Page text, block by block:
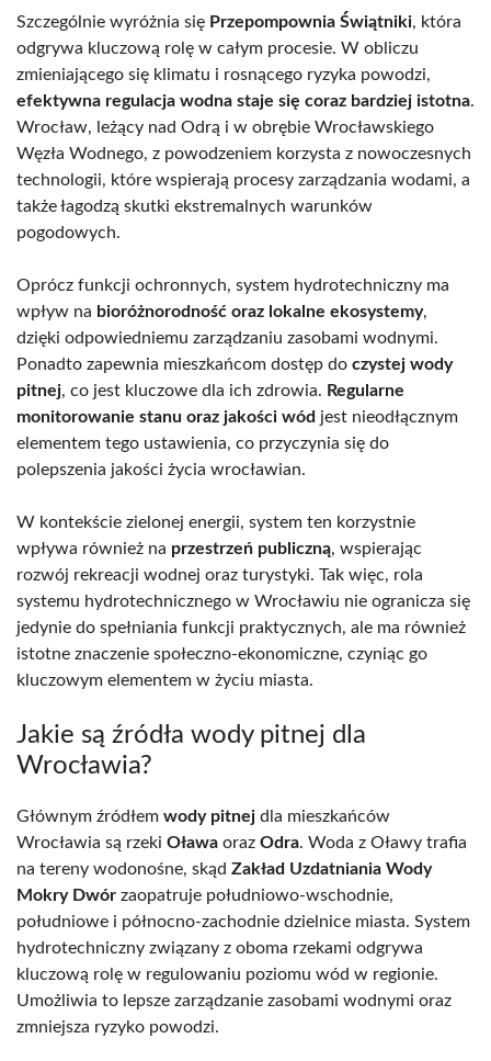
Szczególnie wyróżnia się Przepompownia Świątniki, która
odgrywa kluczową rolę w całym procesie. W obliczu
zmieniającego się klimatu i rosnącego ryzyka powodzi,
efektywna regulacja wodna staje się coraz bardziej istotna.
Wrocław, leżący nad Odrą i w obrębie Wrocławskiego
Węzła Wodnego, z powodzeniem korzysta z nowoczesnych
technologii, które wspierają procesy zarządzania wodami, a
także łagodzą skutki ekstremalnych warunków
pogodowych.
Oprócz funkcji ochronnych, system hydrotechniczny ma
wpływ na bioróżnorodność oraz lokalne ekosystemy,
dzięki odpowiedniemu zarządzaniu zasobami wodnymi.
Ponadto zapewnia mieszkańcom dostęp do czystej wody
pitnej, co jest kluczowe dla ich zdrowia. Regularne
monitorowanie stanu oraz jakości wód jest nieodłącznym
elementem tego ustawienia, co przyczynia się do
polepszenia jakości życia wrocławian.
W kontekście zielonej energii, system ten korzystnie
wpływa również na przestrzeń publiczną, wspierając
rozwój rekreacji wodnej oraz turystyki. Tak więc, rola
systemu hydrotechnicznego w Wrocławiu nie ogranicza się
jedynie do spełniania funkcji praktycznych, ale ma również
istotne znaczenie społeczno-ekonomiczne, czyniąc go
kluczowym elementem w życiu miasta.
Jakie są źródła wody pitnej dla
Wrocławia?
Głównym źródłem wody pitnej dla mieszkańców
Wrocławia są rzeki Oława oraz Odra. Woda z Oławy trafia
na tereny wodonośne, skąd Zakład Uzdatniania Wody
Mokry Dwór zaopatruje południowo-wschodnie,
południowe i północno-zachodnie dzielnice miasta. System
hydrotechniczny związany z oboma rzekami odgrywa
kluczową rolę w regulowaniu poziomu wód w regionie.
Umożliwia to lepsze zarządzanie zasobami wodnymi oraz
zmniejsza ryzyko powodzi.